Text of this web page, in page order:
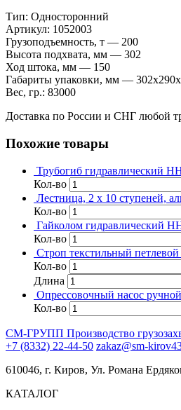
Тип: Односторонний
Артикул: 1052003
Грузоподъемность, т — 200
Высота подхвата, мм — 302
Ход штока, мм — 150
Габариты упаковки, мм —
Вес, гр.: 83000
Доставка по России и СНГ любой
Похожие товары
Трубогиб гидравлический
Кол-во
Лестница, 2 х 10 ступеней,
Кол-во
Гайколом гидравлический
Кол-во
Строп текстильный
Кол-во
Длина
Опрессовочный насос
Кол-во
СМ-ГРУПП Производство
+7 (8332) 22-44-50 zakaz@sm-
610046, г. Киров, Ул. Романа
КАТАЛОГ